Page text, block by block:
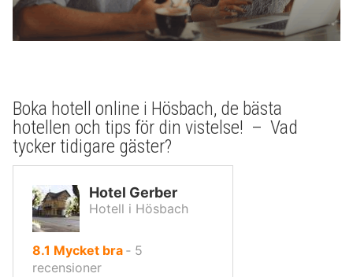
Boka hotell online i Hösbach, de bästa
hotellen och tips för din vistelse! – Vad
tycker tidigare gäster?
Hotel Gerber
Hotell i Hösbach
8.1 av
10,
Mycket bra ‐ 5
recensioner